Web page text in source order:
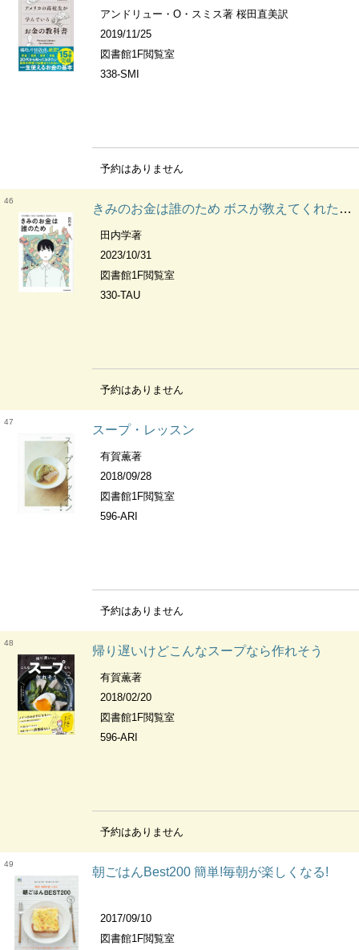
アンドリュー・O・スミス著 桜田直美訳
2019/11/25
図書館1F閲覧室
338-SMI
予約はありません
46
きみのお金は誰のため ボスが教えてくれた「お金の謎」と「社会のしくみ」
田内学著
2023/10/31
図書館1F閲覧室
330-TAU
予約はありません
47
スープ・レッスン
有賀薫著
2018/09/28
図書館1F閲覧室
596-ARI
予約はありません
48
帰り遅いけどこんなスープなら作れそう
有賀薫著
2018/02/20
図書館1F閲覧室
596-ARI
予約はありません
49
朝ごはんBest200 簡単!毎朝が楽しくなる!
2017/09/10
図書館1F閲覧室